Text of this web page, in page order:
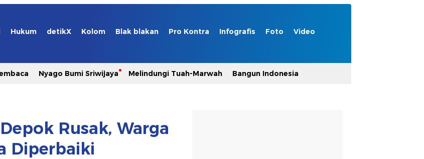
Hukum detikX Kolom Blak blakan Pro Kontra Infografis Foto Video
Nyago Bumi Sriwijaya Melindungi Tuah-Marwah Bangun Indonesia
Rusak, Warga
Diperbaiki